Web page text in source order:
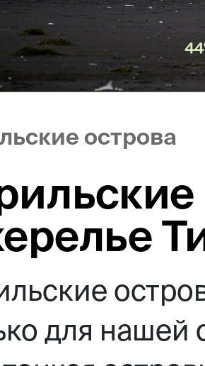
острова
для нашей